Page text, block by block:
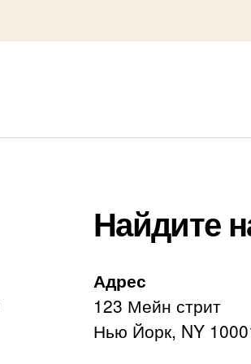
Найдите
Адрес
123 Мейн стрит
Нью Йорк, NY